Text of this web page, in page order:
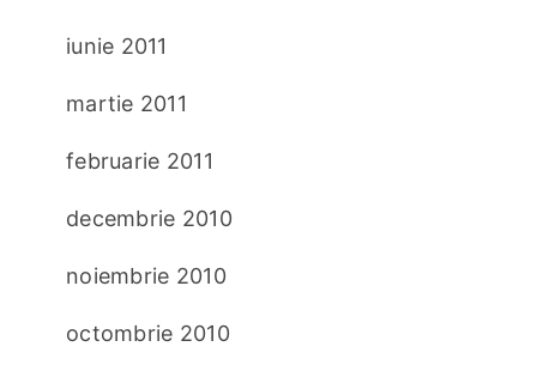
iunie 2011
martie 2011
februarie 2011
decembrie 2010
noiembrie 2010
octombrie 2010